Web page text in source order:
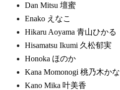
Dan Mitsu 壇蜜
Enako えなこ
Hikaru Aoyama 青山ひかる
Hisamatsu Ikumi 久松郁実
Honoka ほのか
Kana Momonogi 桃乃木かな
Kano Mika 叶美香